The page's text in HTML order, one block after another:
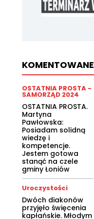
KOMENTOWANE
OSTATNIA PROSTA -
SAMORZĄD 2024
OSTATNIA PROSTA.
Martyna
Pawłowska:
Posiadam solidną
wiedzę i
kompetencje.
Jestem gotowa
stanąć na czele
gminy Łoniów
Uroczystości
Dwóch diakonów
przyjęło święcenia
kapłańskie. Młodym